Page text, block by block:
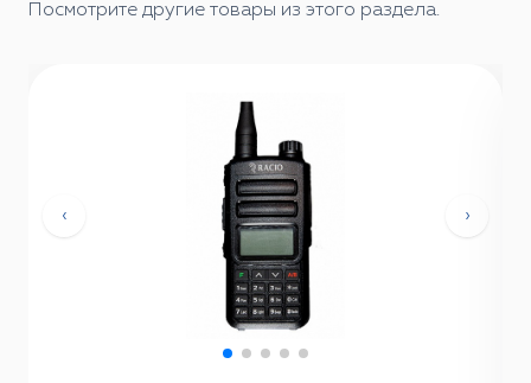
Посмотрите другие товары из этого раздела.
‹ ›